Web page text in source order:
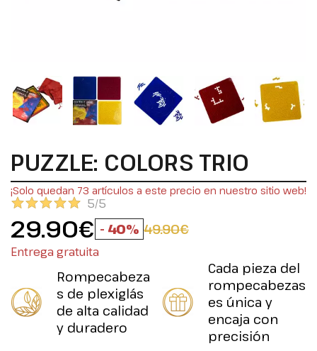
PUZZLE: COLORS TRIO
5/5
29.90€ - 40% 49.90€
¡Solo quedan 73 artículos a este precio en nuestro sitio web!
Entrega gratuita
Rompecabeza
s de plexiglás
de alta calidad
y duradero
Cada pieza del
rompecabezas
es única y
encaja con
precisión